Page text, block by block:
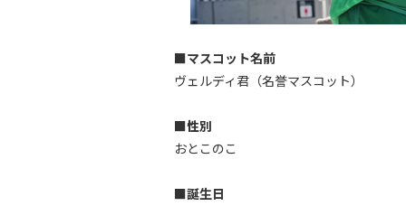
■マスコット名前
ヴェルディ君（名誉マスコット）
■性別
おとこのこ
■誕生日